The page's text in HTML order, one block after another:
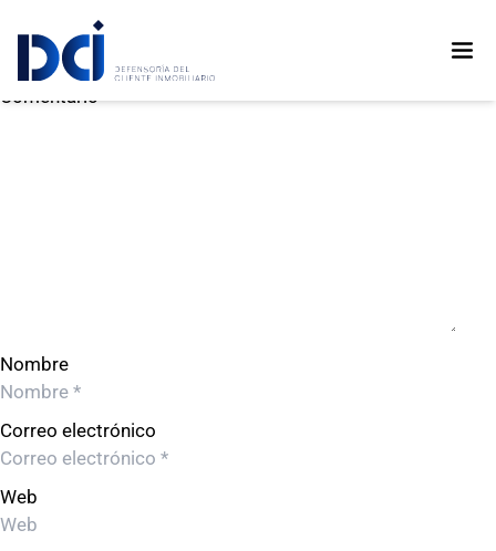
INVERSIONES TERRITORIA S.A.
Deja un comentario
Comentario
Nombre
Correo electrónico
Web